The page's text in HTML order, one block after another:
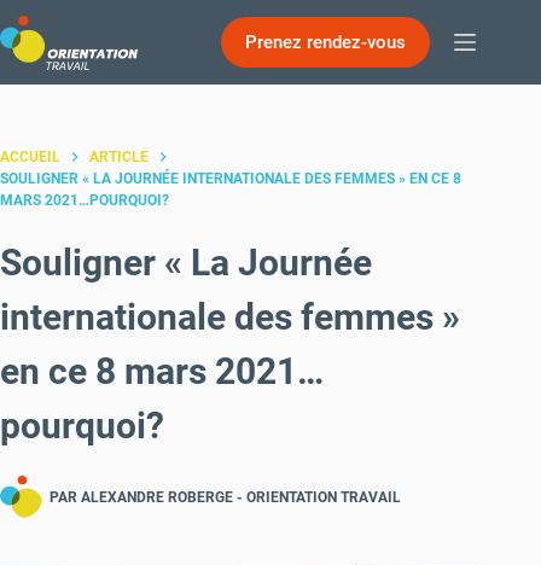
Passer
au
contenu
Prenez rendez-vous
ACCUEIL
ARTICLE
SOULIGNER « LA JOURNÉE INTERNATIONALE DES FEMMES » EN CE 8
MARS 2021…POURQUOI?
Souligner « La Journée
internationale des femmes »
en ce 8 mars 2021…
pourquoi?
PAR ALEXANDRE ROBERGE - ORIENTATION TRAVAIL